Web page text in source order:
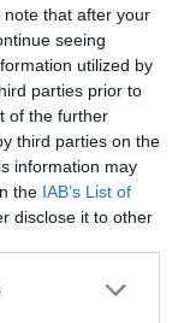
that after your
seeing
utilized by
parties prior to
of the further
third parties on the
information may
the IAB’s List of
disclose it to other
or more Google